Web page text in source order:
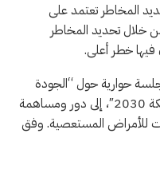
المخاطر تعتمد على
خلال تحديد المخاطر
فيها خطر أعلى.
حوارية حول “الجودة
والتقنيات الحديثة في تحقيق رؤية المملكة 2030″، إلى دور ومساهمة
للأمراض المستعصية. وفق